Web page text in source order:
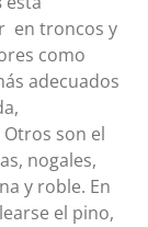
en troncos y
como
adecuados
son el
nogales,
y roble. En
el pino,